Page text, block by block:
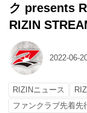
ク presents
RIZIN
2022-06-
RIZINニュース
ファンクラブ先着先